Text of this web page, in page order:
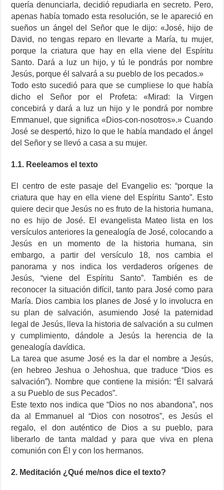
quería denunciarla, decidió repudiarla en secreto. Pero,
apenas había tomado esta resolución, se le apareció en
sueños un ángel del Señor que le dijo: «José, hijo de
David, no tengas reparo en llevarte a María, tu mujer,
porque la criatura que hay en ella viene del Espíritu
Santo. Dará a luz un hijo, y tú le pondrás por nombre
Jesús, porque él salvará a su pueblo de los pecados.»
Todo esto sucedió para que se cumpliese lo que había
dicho el Señor por el Profeta: «Mirad: la Virgen
concebirá y dará a luz un hijo y le pondrá por nombre
Emmanuel, que significa «Dios-con-nosotros».» Cuando
José se despertó, hizo lo que le había mandado el ángel
del Señor y se llevó a casa a su mujer.
1.1. Reeleamos el texto
El centro de este pasaje del Evangelio es: “porque la
criatura que hay en ella viene del Espíritu Santo”. Esto
quiere decir que Jesús no es fruto de la historia humana,
no es hijo de José. El evangelista Mateo lista en los
versículos anteriores la genealogía de José, colocando a
Jesús en un momento de la historia humana, sin
embargo, a partir del versículo 18, nos cambia el
panorama y nos indica los verdaderos orígenes de
Jesús, “viene del Espíritu Santo”. También es de
reconocer la situación difícil, tanto para José como para
María. Dios cambia los planes de José y lo involucra en
su plan de salvación, asumiendo José la paternidad
legal de Jesús, lleva la historia de salvación a su culmen
y cumplimiento, dándole a Jesús la herencia de la
genealogía davídica.
La tarea que asume José es la dar el nombre a Jesús,
(en hebreo Jeshua o Jehoshua, que traduce “Dios es
salvación”). Nombre que contiene la misión: “Él salvará
a su Pueblo de sus Pecados”.
Este texto nos indica que “Dios no nos abandona”, nos
da al Emmanuel al “Dios con nosotros”, es Jesús el
regalo, el don auténtico de Dios a su pueblo, para
liberarlo de tanta maldad y para que viva en plena
comunión con Él y con los hermanos.
2. Meditación ¿Qué me/nos dice el texto?